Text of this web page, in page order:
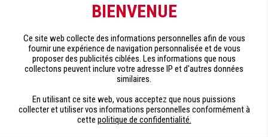
Fiche technique
RETOUR
BIENVENUE
Ce site web collecte des informations personnelles afin de vous
fournir une expérience de navigation personnalisée et de vous
proposer des publicités ciblées. Les informations que nous
collectons peuvent inclure votre adresse IP et d'autres données
similaires.
En utilisant ce site web, vous acceptez que nous puissions
collecter et utiliser vos informations personnelles conformément à
cette politique de confidentialité.